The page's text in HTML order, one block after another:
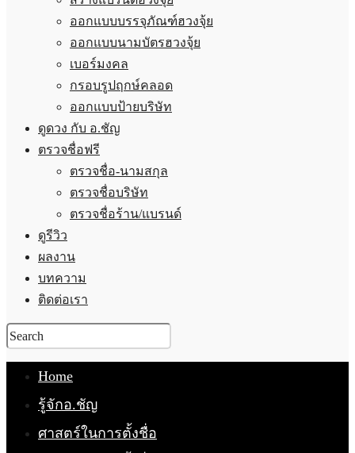
ออกแบบบรรจุภัณฑ์ฮวงจุ้ย
ออกแบบนามบัตรฮวงจุ้ย
เบอร์มงคล
กรอบรูปฤกษ์คลอด
ออกแบบป้ายบริษัท
ดูดวง กับ อ.ชัญ
ตรวจชื่อฟรี
ตรวจชื่อ-นามสกุล
ตรวจชื่อบริษัท
ตรวจชื่อร้าน/แบรนด์
ดูรีวิว
ผลงาน
บทความ
ติดต่อเรา
Home
รู้จักอ.ชัญ
ศาสตร์ในการตั้งชื่อ